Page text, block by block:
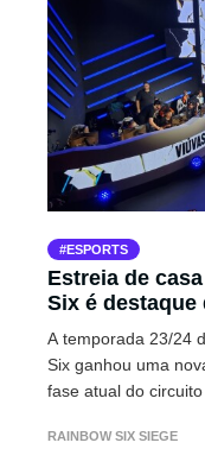
ESPORTS
Estreia de
Six é destaque
A temporada 23/24
Six ganhou uma
fase atual do
RAINBOW SIX SIEGE